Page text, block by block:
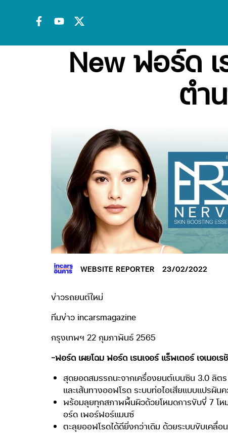
New ฟอร์ด เ
ตำ
WEBSITE REPORTER 23/02/2022
ข่าวรถยนต์ใหม่
ทีมข่าว incarsmagazine
กรุงเทพฯ 22 กุมภาพันธ์ 2565
-ฟอร์ด เผยโฉม ฟอร์ด เรนเจอร์ แร็พเตอร์ เจเนอเ
สุดยอดสมรรถนะจากเครื่องยนต์เบนซิน 3.0 ลิต
และเส้นทางออฟโรด ระบบท่อไอเสียแบบแปรผั
พร้อมลุยทุกสภาพพื้นผิวด้วยโหมดการขับขี่ 7 โห
อร์ด เพอร์ฟอร์แมนซ์
ตะลุยออฟโรดได้ดียิ่งกว่าเดิม ด้วยระบบขับเคลื่